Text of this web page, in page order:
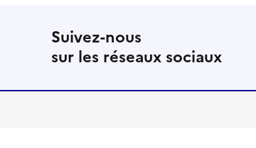
Suivez-nous
sur les réseaux sociaux